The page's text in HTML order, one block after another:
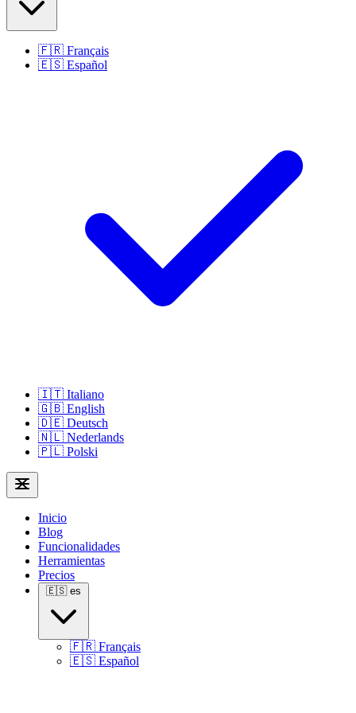
🇫🇷 Français
🇪🇸 Español
🇮🇹 Italiano
🇬🇧 English
🇩🇪 Deutsch
🇳🇱 Nederlands
🇵🇱 Polski
Inicio
Blog
Funcionalidades
Herramientas
Precios
🇪🇸 es
🇫🇷 Français
🇪🇸 Español